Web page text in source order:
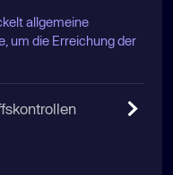
allgemeine
um die Erreichung der